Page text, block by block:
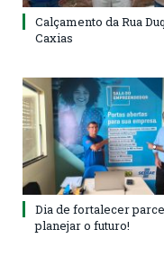
Calçamento da Rua
Caxias
Dia de fortalecer
planejar o futuro!